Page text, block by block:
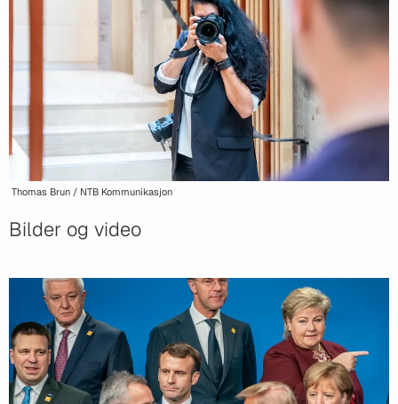
Thomas Brun / NTB Kommunikasjon
Bilder og video